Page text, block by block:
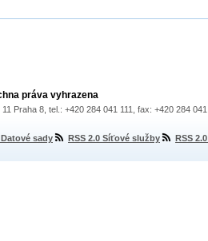
práva vyhrazena
Praha 8, tel.: +420 284 041 111, fax: +420 284
Datové sady RSS 2.0 Síťové služby RSS